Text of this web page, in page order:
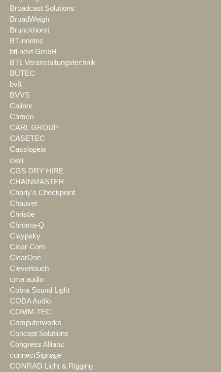
Broadcast Solutions
BroadWeigh
Brunckhorst
BT.innotec
btl next GmbH
BTL Veranstaltungstechnik
BÜTEC
bvft
BVVS
Calibre
Cameo
CARL GROUP
CASETEC
Cassiopeia
cast
CGS DRY HIRE
CHAINMASTER
Charly's Checkpoint
Chauvet
Christie
Chroma-Q
Claypaky
Clear-Com
ClearOne
Clevertouch
cma audio
Cobra Sound Light
CODA Audio
COMM-TEC
Computerworks
Concept Solutions
Congress Allianz
connectSignage
CONRAD Licht & Rigging